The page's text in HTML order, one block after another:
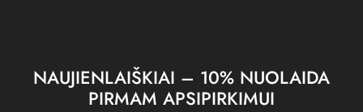
NAUJIENLAIŠKIAI – 10% NUOLAIDA
PIRMAM APSIPIRKIMUI